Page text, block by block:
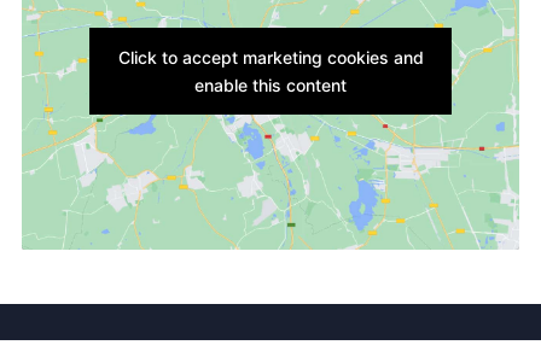
Click to accept marketing cookies and
enable this content